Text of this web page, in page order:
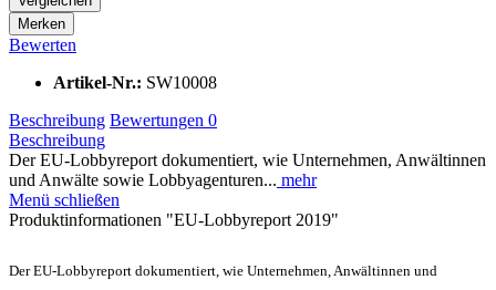
Merken
Bewerten
Artikel-Nr.: SW10008
Beschreibung Bewertungen 0
Beschreibung
Der EU-Lobbyreport dokumentiert, wie Unternehmen, Anwältinnen
und Anwälte sowie Lobbyagenturen... mehr
Menü schließen
Produktinformationen "EU-Lobbyreport 2019"
Der EU-Lobbyreport dokumentiert, wie Unternehmen, Anwältinnen und